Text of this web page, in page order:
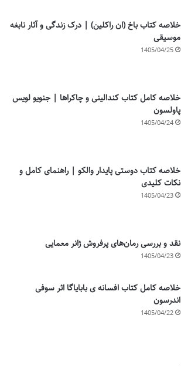
خلاصه کتاب باخ (ان راکلین) | درک زندگی و آثار نابغه
موسیقی
1405/04/25
خلاصه کامل کتاب کندالینی و چاکراها | جنویو لویس
پاولسون
1405/04/24
خلاصه کتاب دوستی پایدار والکو | راهنمای کامل و
نکات کلیدی
1405/04/23
نقد و بررسی رمان‌های پرفروش ژانر معمایی
1405/04/23
خلاصه کامل کتاب افسانه ی بابایاگا اثر سوفی
اندرسون
1405/04/22